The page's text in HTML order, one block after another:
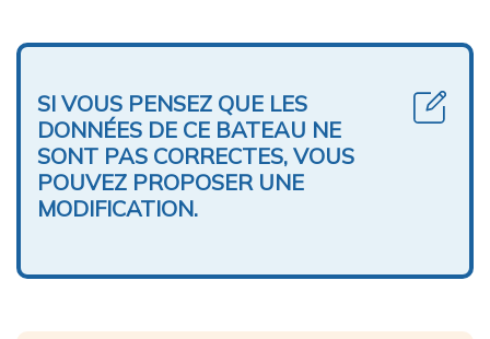
SI VOUS PENSEZ QUE LES
DONNÉES DE CE BATEAU NE
SONT PAS CORRECTES, VOUS
POUVEZ PROPOSER UNE
MODIFICATION.